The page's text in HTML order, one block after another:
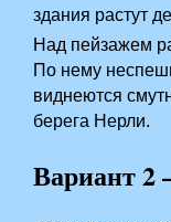
здания растут
Над пейзажем
По нему
виднеются
берега Нерли.
Вариант 2